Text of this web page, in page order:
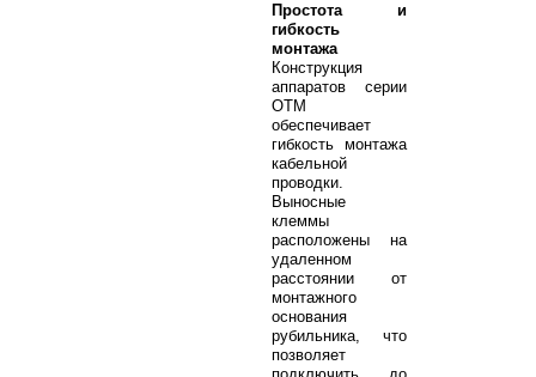
Простота и
гибкость
монтажа
Конструкция
аппаратов серии
ОТМ
обеспечивает
гибкость монтажа
кабельной
проводки.
Выносные
клеммы
расположены на
удаленном
расстоянии от
монтажного
основания
рубильника, что
позволяет